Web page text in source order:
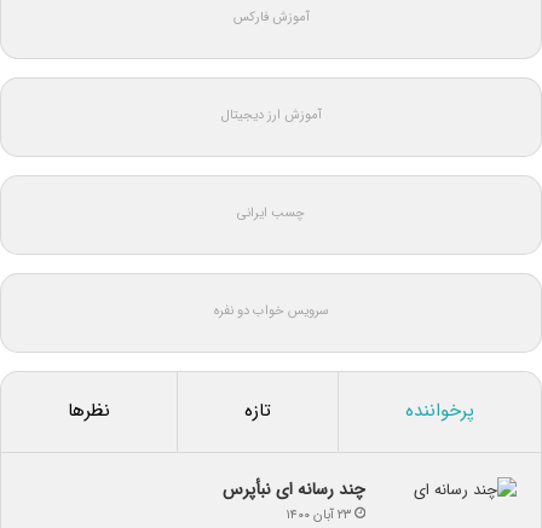
آموزش فارکس
آموزش ارز دیجیتال
چسب ایرانی
سرویس خواب دو نفره
پرخواننده تازه نظرها
چند رسانه ای نبأپرس
۲۳ آبان ۱۴۰۰